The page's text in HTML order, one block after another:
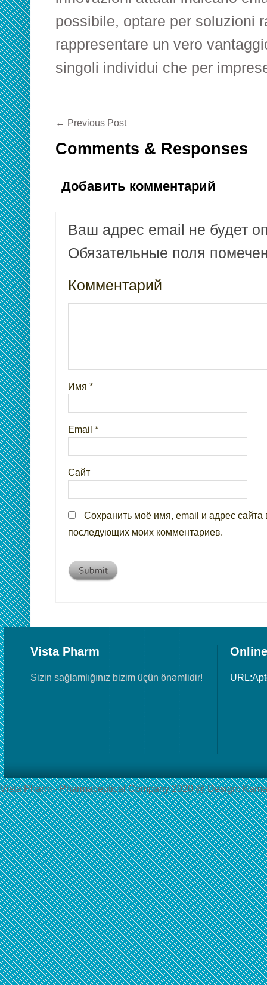
possibile, optare per soluzioni
rappresentare un vero
singoli individui che per
← Previous Post
Comments & Responses
Добавить комментарий
Ваш адрес email не будет
Обязательные поля
Комментарий
Имя *
Email *
Сайт
Сохранить моё имя, email и адрес сайта
последующих моих комментариев.
Vista Pharm
Sizin sağlamlığınız bizim üçün önəmlidir!
Vista Pharm - Pharmaceutical Сompany 2020 @ Design: